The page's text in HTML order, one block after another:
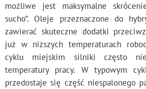
możliwe jest maksymalne
sucho”. Oleje przeznaczone do
zawierać skuteczne dodatki
już w niższych temperaturach
cyklu miejskim silniki często
temperatury pracy. W typowym
przedostaje się część niespalonego